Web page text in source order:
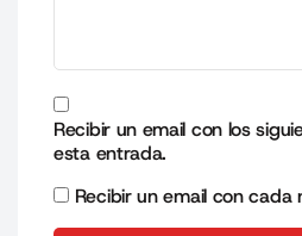
Recibir un email con los
esta entrada.
Recibir un email con cada